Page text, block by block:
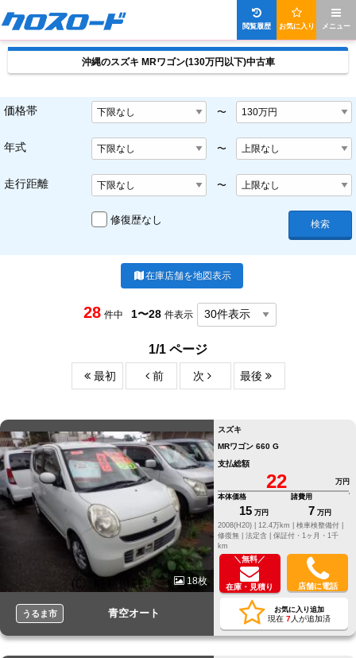
メニュー
お気に入り
閲覧履歴
沖縄のスズキ MRワゴン(130万円以下)中古車
価格帯 〜
年式 〜
走行距離 〜
修復歴なし 検索
在庫店舗を地図表示
28 件中 1〜28 件表示
1/1 ページ
最初 前 次 最後
18枚
うるま市 青空オート
スズキ
MRワゴン 660 G
支払総額
22
万円
本体価格
15 万円
諸費用
7 万円
2008(H20) |
12.4万km |
検車検整備付 |
修復無 | 法定含 | 保証付・1ヶ月・1千
km
＼無料／
在庫・見積り 店舗に電話
お気に入り追加
現在 7人が追加済